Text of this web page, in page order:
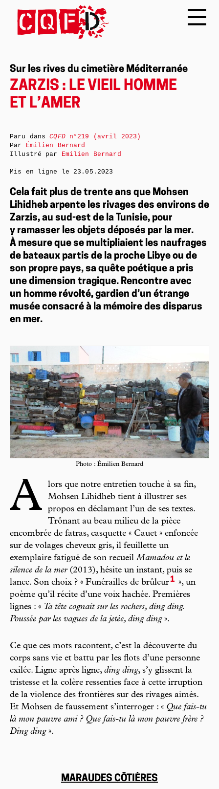
Sur les rives du cimetière Méditerranée
ZARZIS : LE VIEIL HOMME
ET L’AMER
Cela fait plus de trente ans que Mohsen
Lihidheb arpente les rivages des environs de
Zarzis, au sud-est de la Tunisie, pour
y ramasser les objets déposés par la mer.
À mesure que se multipliaient les naufrages
de bateaux partis de la proche Libye ou de
son propre pays, sa quête poétique a pris
une dimension tragique. Rencontre avec
un homme révolté, gardien d’un étrange
musée consacré à la mémoire des disparus
en mer.
Photo : Émilien Bernard
A
lors que notre entretien touche à sa fin,
Mohsen Lihidheb tient à illustrer ses
propos en déclamant l’un de ses textes.
Trônant au beau milieu de la pièce
encombrée de fatras, casquette « Cauet » enfoncée
sur de volages cheveux gris, il feuillette un
exemplaire fatigué de son recueilMamadou et le
silence de la mer(2013), hésite un instant, puis se
lance. Son choix ? « Funérailles de brûleur1 », un
poème qu’il récite d’une voix hachée. Premières
lignes : « Ta tête cognait sur les rochers, ding ding.
Poussée par les vagues de la jetée, ding ding».
Ce que ces mots racontent, c’est la découverte du
corps sans vie et battu par les flots d’une personne
exilée. Ligne après ligne, ding ding, s’y glissent la
tristesse et la colère ressenties face à cette irruption
de la violence des frontières sur des rivages aimés.
Et Mohsen de faussement s’interroger : « Que fais-tu
là mon pauvre ami ? Que fais-tu là mon pauvre frère ?
Ding ding».
MARAUDES CÔTIÈRES
Paru dansCQFDn°219 (avril 2023)
Par Émilien Bernard
Illustré par Emilien Bernard
Mis en ligne le 23.05.2023